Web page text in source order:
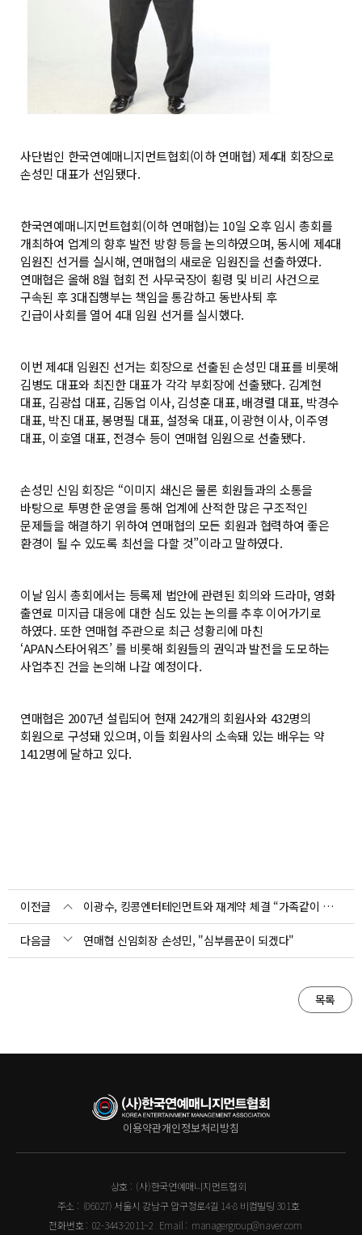
사단법인 한국연예매니지먼트협회(이하 연매협) 제4대 회장으로
손성민 대표가 선임됐다.
한국연예매니지먼트협회(이하 연매협)는 10일 오후 임시 총회를
개최하여 업계의 향후 발전 방향 등을 논의하였으며, 동시에 제4대
임원진 선거를 실시해, 연매협의 새로운 임원진을 선출하였다.
연매협은 올해 8월 협회 전 사무국장이 횡령 및 비리 사건으로
구속된 후 3대집행부는 책임을 통감하고 동반사퇴 후
긴급이사회를 열어 4대 임원 선거를 실시했다.
이번 제4대 임원진 선거는 회장으로 선출된 손성민 대표를 비롯해
김병도 대표와 최진한 대표가 각각 부회장에 선출됐다. 김계현
대표, 김광섭 대표, 김동업 이사, 김성훈 대표, 배경렬 대표, 박경수
대표, 박진 대표, 봉명필 대표, 설정욱 대표, 이광현 이사, 이주영
대표, 이호열 대표, 전경수 등이 연매협 임원으로 선출됐다.
손성민 신임 회장은 “이미지 쇄신은 물론 회원들과의 소통을
바탕으로 투명한 운영을 통해 업계에 산적한 많은 구조적인
문제들을 해결하기 위하여 연매협의 모든 회원과 협력하여 좋은
환경이 될 수 있도록 최선을 다할 것”이라고 말하였다.
이날 임시 총회에서는 등록제 법안에 관련된 회의와 드라마, 영화
출연료 미지급 대응에 대한 심도 있는 논의를 추후 이어가기로
하였다. 또한 연매협 주관으로 최근 성황리에 마친
‘APAN스타어워즈’ 를 비롯해 회원들의 권익과 발전을 도모하는
사업추진 건을 논의해 나갈 예정이다.
연매협은 2007년 설립되어 현재 242개의 회원사와 432명의
회원으로 구성돼 있으며, 이들 회원사의 소속돼 있는 배우는 약
1412명에 달하고 있다.
이전글 이광수, 킹콩엔터테인먼트와 재계약 체결 “가족같이 생각해줘서 감사”
다음글 연매협 신임회장 손성민, "심부름꾼이 되겠다"
목록
이용약관개인정보처리방침
상호 : (사)한국연예매니지먼트협회
주소 : (06027) 서울시 강남구 압구정로4길 14-8 비컴빌딩 301호
전화번호 : 02-3443-2011~2 Email : managergroup@naver.com